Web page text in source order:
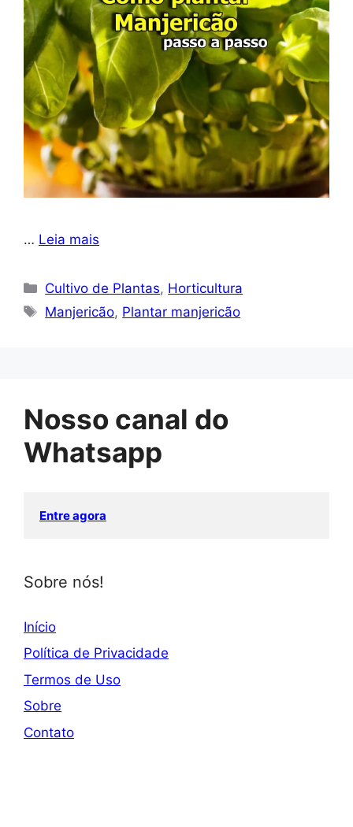
… Leia mais
Categorias
Cultivo de Plantas, Horticultura
Tags
Manjericão, Plantar manjericão
Nosso canal do
Whatsapp
Entre agora
Sobre nós!
Início
Política de Privacidade
Termos de Uso
Sobre
Contato